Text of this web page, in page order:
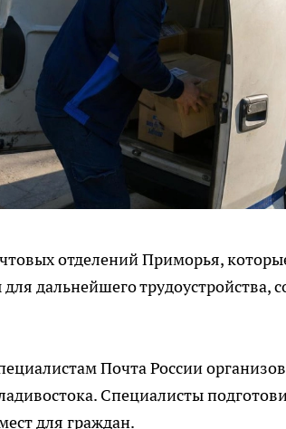
отделений Приморья,
дальнейшего трудоустройства,
Почта России
Специалисты
для граждан.